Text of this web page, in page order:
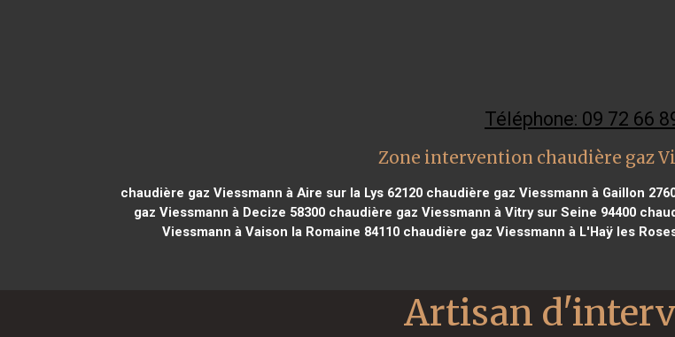
Téléphone: 09 72 66
Zone intervention chaudière gaz
chaudière gaz Viessmann à Aire sur la Lys 62120 chaudière gaz Viessmann à Gaillon
gaz Viessmann à Decize 58300 chaudière gaz Viessmann à Vitry sur Seine 94400
Viessmann à Vaison la Romaine 84110 chaudière gaz Viessmann à L'Haÿ les
Artisan